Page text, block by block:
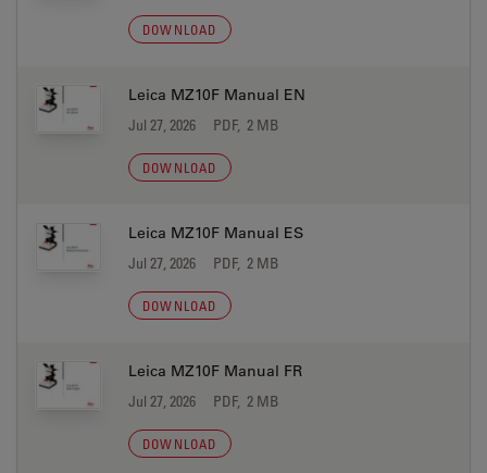
DOWNLOAD
Leica MZ10F Manual EN
Jul 27, 2026 PDF, 2 MB
DOWNLOAD
Leica MZ10F Manual ES
Jul 27, 2026 PDF, 2 MB
DOWNLOAD
Leica MZ10F Manual FR
Jul 27, 2026 PDF, 2 MB
DOWNLOAD